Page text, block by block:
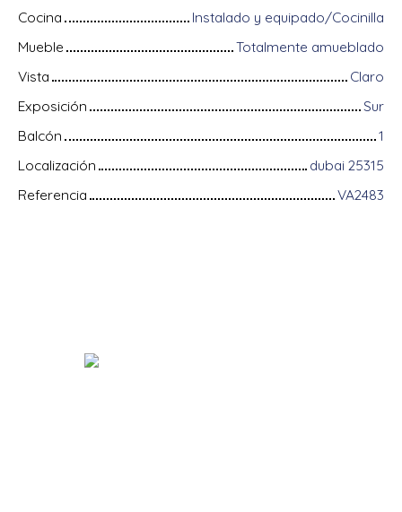
Cocina
Instalado y equipado/Cocinilla
Mueble
Totalmente amueblado
Vista
Claro
Exposición
Sur
Balcón
1
Localización
dubai 25315
Referencia
VA2483